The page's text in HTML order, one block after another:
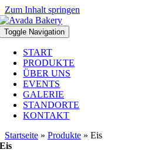
Zum Inhalt springen
Toggle Navigation
START
PRODUKTE
ÜBER UNS
EVENTS
GALERIE
STANDORTE
KONTAKT
Startseite » Produkte » Eis
Eis